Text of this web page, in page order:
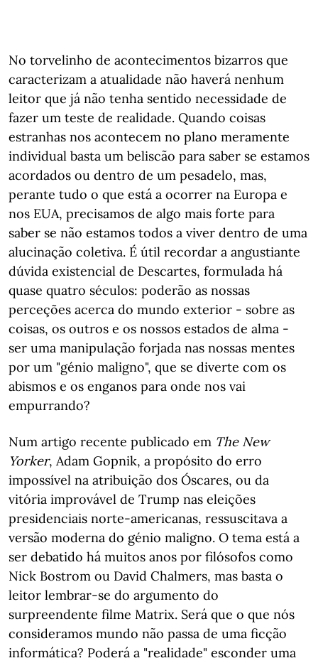
No torvelinho de acontecimentos bizarros que
caracterizam a atualidade não haverá nenhum
leitor que já não tenha sentido necessidade de
fazer um teste de realidade. Quando coisas
estranhas nos acontecem no plano meramente
individual basta um beliscão para saber se estamos
acordados ou dentro de um pesadelo, mas,
perante tudo o que está a ocorrer na Europa e
nos EUA, precisamos de algo mais forte para
saber se não estamos todos a viver dentro de uma
alucinação coletiva. É útil recordar a angustiante
dúvida existencial de Descartes, formulada há
quase quatro séculos: poderão as nossas
perceções acerca do mundo exterior - sobre as
coisas, os outros e os nossos estados de alma -
ser uma manipulação forjada nas nossas mentes
por um "génio maligno", que se diverte com os
abismos e os enganos para onde nos vai
empurrando?
Num artigo recente publicado em The New
Yorker, Adam Gopnik, a propósito do erro
impossível na atribuição dos Óscares, ou da
vitória improvável de Trump nas eleições
presidenciais norte-americanas, ressuscitava a
versão moderna do génio maligno. O tema está a
ser debatido há muitos anos por filósofos como
Nick Bostrom ou David Chalmers, mas basta o
leitor lembrar-se do argumento do
surpreendente filme Matrix. Será que o que nós
consideramos mundo não passa de uma ficção
informática? Poderá a "realidade" esconder uma